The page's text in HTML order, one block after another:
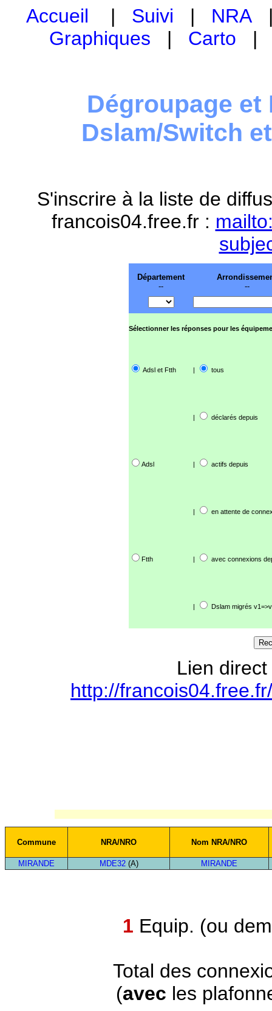
Accueil | Suivi | NRA
Graphiques | Carto
Dégroupage et
Dslam/Switch
S'inscrire à la liste de
francois04.free.fr :
Département
--
--
Sélectionner les réponses pour les
Adsl et Ftth | tous
| déclarés depuis
Adsl | actifs depuis
| en attente de
Ftth | avec connexions
| Dslam migrés
Lien
http://
Commune NRA/NRO Nom NRA/NRO
MIRANDE MDE32(A) MIRANDE
1 Equip. (ou
Total des
(avec les